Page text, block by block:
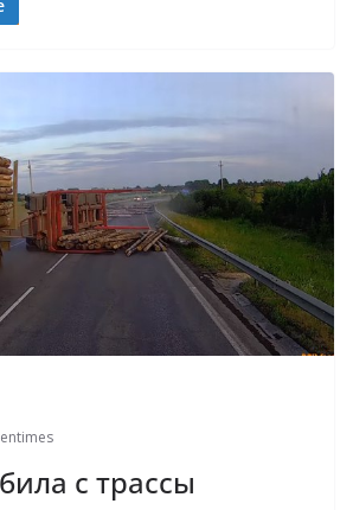
с трассы